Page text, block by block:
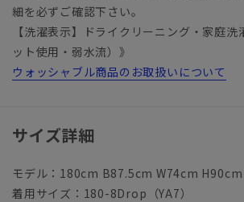
細を必ずご確認下さい。
【洗濯表示】ドライクリーニング・家庭
ット使用・弱水流）》
ウォッシャブル商品のお取扱いについて
サイズ詳細
モデル：180cm B87.5cm W74cm H90cm
着用サイズ：180-8Drop（YA7）